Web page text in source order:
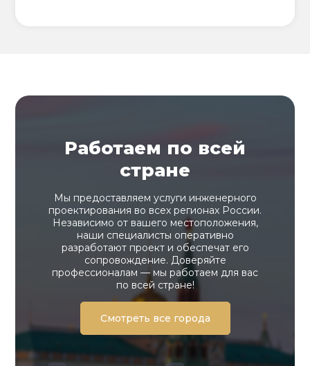
Работаем по всей
стране
Мы предоставляем услуги инженерного
проектирования во всех регионах России.
Независимо от вашего местоположения,
наши специалисты оперативно
разработают проект и обеспечат его
сопровождение. Доверяйте
профессионалам — мы работаем для вас
по всей стране!
Смотреть все города